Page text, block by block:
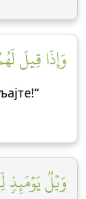
وَإِذَا قِيلَ
وَيۡلٞ يَوۡمَئِذٖ